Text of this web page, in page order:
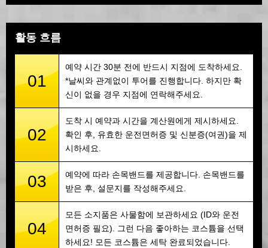
활동 흐름
01
예약 시간 30분 전에 반드시 지점에 도착하세요.
*날씨와 관계없이 투어를 진행합니다. 하지만 확
신이 없을 경우 지점에 연락해주세요.
02
도착 시 예약과 시간을 계산원에게 제시하세요.
확인 후, 유효한 운전면허증 및 신분증(여권)을 제
시하세요.
03
예약에 따라 손목밴드를 제공합니다. 손목밴드를
받은 후, 설문지를 작성해주세요.
04
모든 소지품은 사물함에 보관하세요 (ID와 운전
면허증 필요). 그런 다음 좋아하는 코스튬을 선택
하세요! 모든 코스튬은 세탁 완료되었습니다.